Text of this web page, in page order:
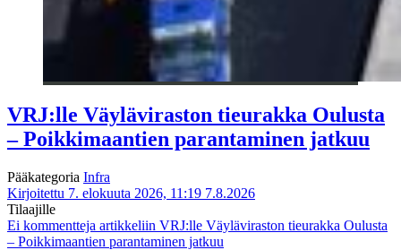
VRJ:lle Väyläviraston tieurakka Oulusta
– Poikkimaantien parantaminen jatkuu
Pääkategoria Infra
Kirjoitettu 7. elokuuta 2026, 11:19 7.8.2026
Tilaajille
Ei kommentteja artikkeliin VRJ:lle Väyläviraston tieurakka Oulusta
– Poikkimaantien parantaminen jatkuu